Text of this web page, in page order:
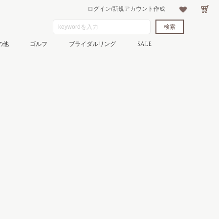
他 ゴルフ ブライダルリング SALE
ログイン/新規アカウント作成